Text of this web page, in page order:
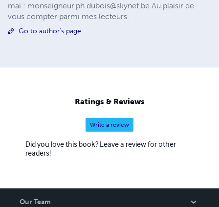
mai : monseigneur.ph.dubois@skynet.be Au plaisir de
vous compter parmi mes lecteurs.
Go to author's page
Ratings & Reviews
Write a review
Did you love this book? Leave a review for other
readers!
Our Team